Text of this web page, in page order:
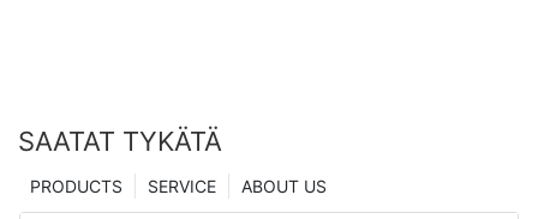
SAATAT TYKÄTÄ
ABOUT US
SERVICE
PRODUCTS